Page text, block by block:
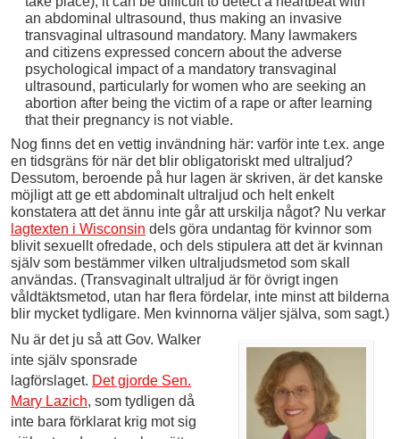
an abdominal ultrasound, thus making an invasive
transvaginal ultrasound mandatory. Many lawmakers
and citizens expressed concern about the adverse
psychological impact of a mandatory transvaginal
ultrasound, particularly for women who are seeking an
abortion after being the victim of a rape or after learning
that their pregnancy is not viable.
Nog finns det en vettig invändning här: varför inte t.ex. ange
en tidsgräns för när det blir obligatoriskt med ultraljud?
Dessutom, beroende på hur lagen är skriven, är det kanske
möjligt att ge ett abdominalt ultraljud och helt enkelt
konstatera att det ännu inte går att urskilja något? Nu verkar
lagtexten i Wisconsin dels göra undantag för kvinnor som
blivit sexuellt ofredade, och dels stipulera att det är kvinnan
själv som bestämmer vilken ultraljudsmetod som skall
användas. (Transvaginalt ultraljud är för övrigt ingen
våldtäktsmetod, utan har flera fördelar, inte minst att bilderna
blir mycket tydligare. Men kvinnorna väljer själva, som sagt.)
Nu är det ju så att Gov. Walker
inte själv sponsrade
lagförslaget. Det gjorde Sen.
Mary Lazich, som tydligen då
inte bara förklarat krig mot sig